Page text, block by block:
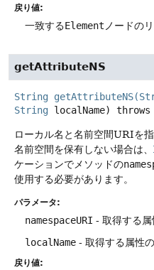
戻り値:
一致するElement ノードのリ
getAttributeNS
String getAttributeNS(
String localName) throws
ローカル名と名前空間URIを
名前空間を保有しない場合は、
ケーションでメソッドの
使用する必要があります。
パラメータ:
namespaceURI - 取得する属
localName - 取得する属性
戻り値: